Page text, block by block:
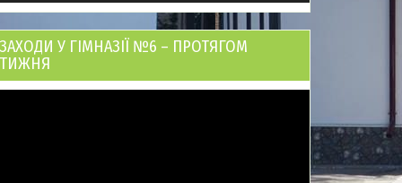
ЗАХОДИ У ГІМНАЗІЇ №6 – ПРОТЯГОМ
ТИЖНЯ